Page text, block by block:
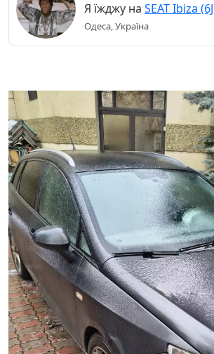
Я їжджу на SEAT Ibiza
Одеса, Україна